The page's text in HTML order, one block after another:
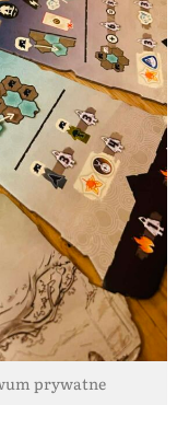
prywatne